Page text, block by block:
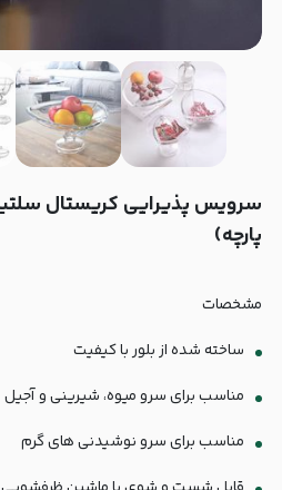
پارچه)
مشخصات
ساخته شده از بلور با کیفیت
مناسب برای سرو میوه، شیرینی و آجیل
مناسب برای سرو نوشیدنی های گرم